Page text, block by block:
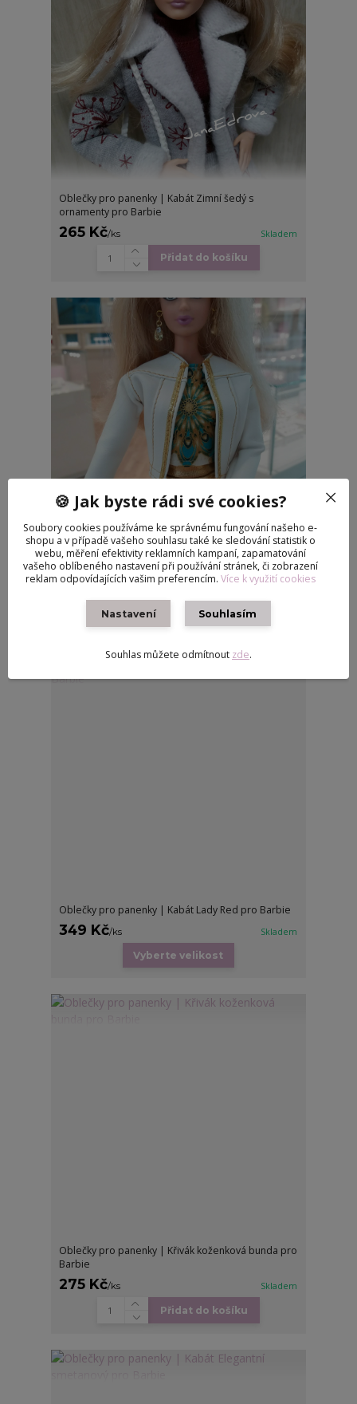
Oblečky pro panenky | Kabát Zimní šedý s
ornamenty pro Barbie
265 Kč/ks Skladem
Přidat do košíku
Oblečky pro panenky | Bunda Bílá koženková pro
Barbie
290 Kč
Přidat do košíku
Oblečky pro panenky | Kabát Lady Red pro Barbie
349 Kč/ks Skladem
Vyberte velikost
Oblečky pro panenky | Křivák koženková bunda pro
Barbie
275 Kč/ks Skladem
Přidat do košíku
🍪 Jak byste rádi své cookies?
Soubory cookies používáme ke správnému fungování našeho e-
shopu a v případě vašeho souhlasu také ke sledování statistik o
webu, měření efektivity reklamních kampaní, zapamatování
vašeho oblíbeného nastavení při používání stránek, či zobrazení
reklam odpovídajících vašim preferencím. Více k využití cookies
Nastavení Souhlasím
Souhlas můžete odmítnout zde.